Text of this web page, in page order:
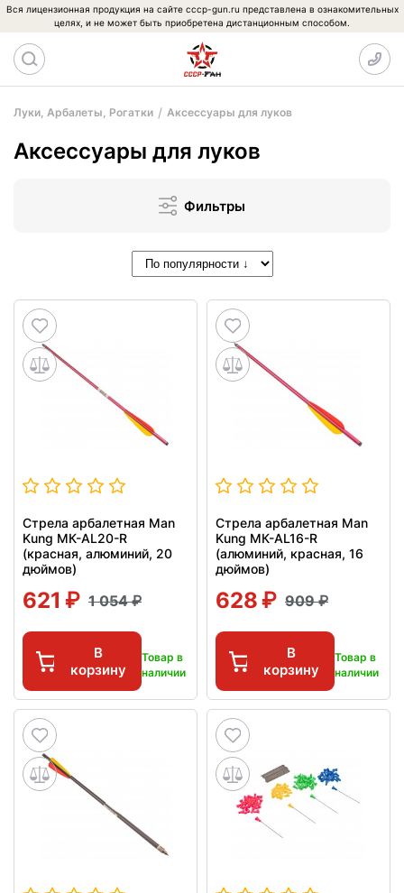
Вся лицензионная продукция на сайте cccp-gun.ru представлена в ознакомительных
целях, и не может быть приобретена дистанционным способом.
Луки, Арбалеты, Рогатки Аксессуары для луков
Аксессуары для луков
Фильтры
Стрела арбалетная Man
Kung МК-AL20-R
(красная, алюминий, 20
дюймов)
621 1 054
В
корзину
Товар в
наличии
Стрела арбалетная Man
Kung МК-AL16-R
(алюминий, красная, 16
дюймов)
628 909
В
корзину
Товар в
наличии